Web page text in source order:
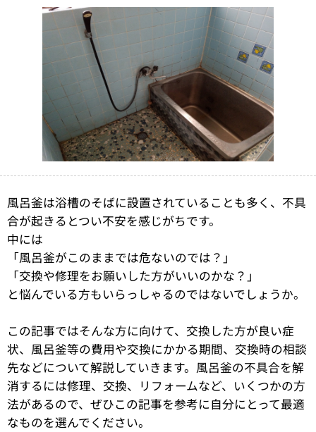
風呂釜は浴槽のそばに設置されていることも多く、不具
合が起きるとつい不安を感じがちです。
中には
「風呂釜がこのままでは危ないのでは？」
「交換や修理をお願いした方がいいのかな？」
と悩んでいる方もいらっしゃるのではないでしょうか。
この記事ではそんな方に向けて、交換した方が良い症
状、風呂釜等の費用や交換にかかる期間、交換時の相談
先などについて解説していきます。風呂釜の不具合を解
消するには修理、交換、リフォームなど、いくつかの方
法があるので、ぜひこの記事を参考に自分にとって最適
なものを選んでください。